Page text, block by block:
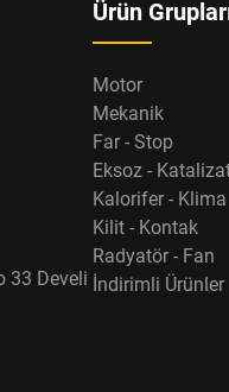
33 Develi
Ürün
Motor
Mekanik
Far - Stop
Eksoz -
Kalorifer - Klima
Kilit - Kontak
Radyatör - Fan
İndirimli Ürünler